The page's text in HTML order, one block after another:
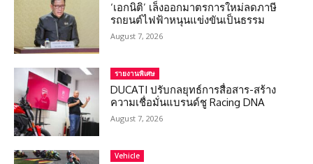
‘เอกนิติ’ เล็งออกมาตรการใหม่ลดภาษี
รถยนต์ไฟฟ้าหนุนแข่งขันเป็นธรรม
August 7, 2026
รายงานพิเศษ
DUCATI ปรับกลยุทธ์การสื่อสาร-สร้าง
ความเชื่อมั่นแบรนด์ชู Racing DNA
August 7, 2026
Vehicle